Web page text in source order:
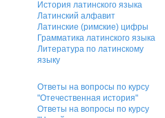
История латинского языка
Латинский алфавит
Латинские (римские) цифры
Грамматика латинского языка
Литература по латинскому
языку
Ответы на вопросы по курсу
"Отечественная история"
Ответы на вопросы по курсу